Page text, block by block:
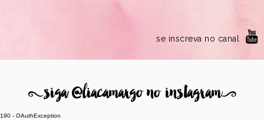
se inscreva no canal
8siga @liacamargo no instagram9
190 - OAuthException